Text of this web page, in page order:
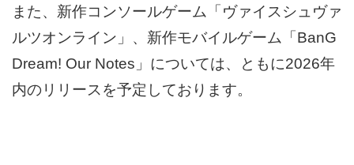
また、新作コンソールゲーム「ヴァイスシュヴァ
ルツオンライン」、新作モバイルゲーム「BanG
Dream! Our Notes」については、ともに2026年
内のリリースを予定しております。